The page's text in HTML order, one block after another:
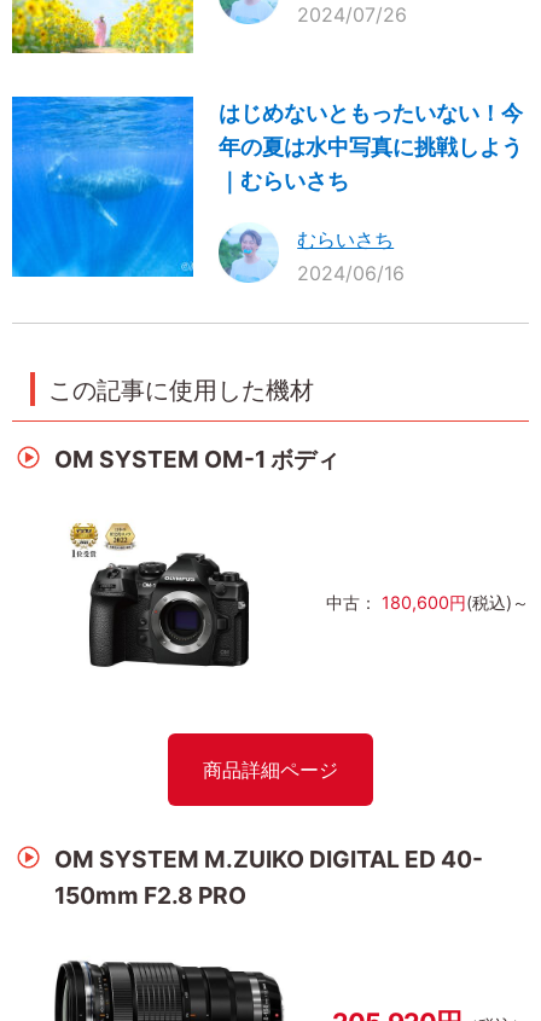
2024/07/26
はじめないともったいない！今
年の夏は水中写真に挑戦しよう
｜むらいさち
むらいさち
2024/06/16
この記事に使用した機材
OM SYSTEM OM-1 ボディ
中古： 180,600円(税込)～
商品詳細ページ
OM SYSTEM M.ZUIKO DIGITAL ED 40-
150mm F2.8 PRO